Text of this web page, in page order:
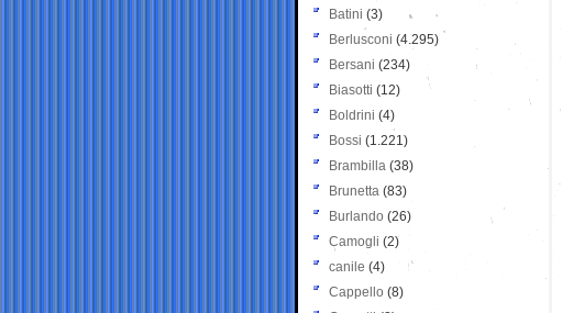
Batini (3)
Berlusconi (4.295)
Bersani (234)
Biasotti (12)
Boldrini (4)
Bossi (1.221)
Brambilla (38)
Brunetta (83)
Burlando (26)
Camogli (2)
canile (4)
Cappello (8)